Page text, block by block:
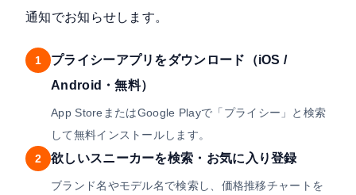
通知でお知らせします。
1
プライシーアプリをダウンロード（iOS /
Android・無料）
App StoreまたはGoogle Playで「プライシー」と検索
して無料インストールします。
2 欲しいスニーカーを検索・お気に入り登録
ブランド名やモデル名で検索し、価格推移チャートを